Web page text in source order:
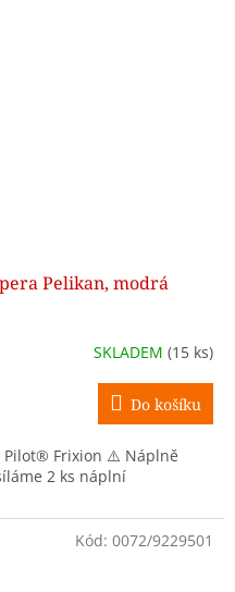
Pelikan, modrá
SKLADEM (15 ks)
Do košíku
Frixion ⚠️ Náplně
2 ks náplní
Kód: 0072/9229501